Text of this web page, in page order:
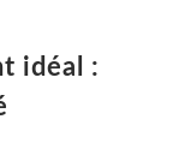
idéal :